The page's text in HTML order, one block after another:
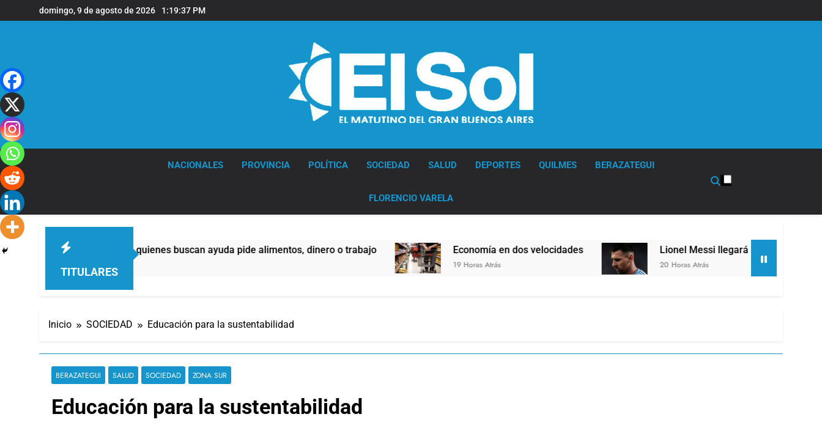
al
domingo, 9 de agosto de 2026 1:19:37 PM
NACIONALES PROVINCIA POLÍTICA SOCIEDAD SALUD DEPORTES QUILMES BERAZATEGUI
FLORENCIO VARELA
TITULARES
casi la mitad de quienes buscan ayuda pide alimentos, dinero o trabajo Economía en dos velocidades
19 Horas Atrás
Lionel Messi llegará a Rosario para
20 Horas Atrás
Inicio SOCIEDAD Educación para la sustentabilidad
BERAZATEGUI SALUD SOCIEDAD ZONA SUR
Educación para la sustentabilidad